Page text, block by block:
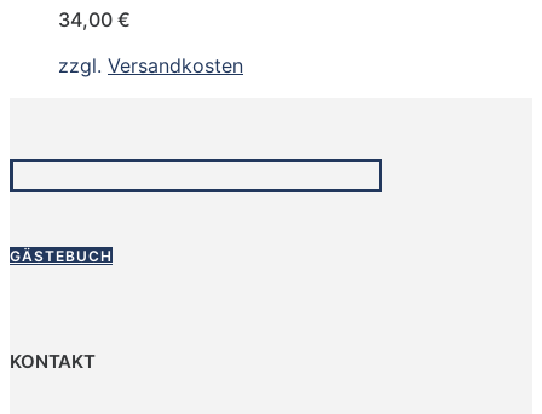
34,00 €
zzgl. Versandkosten
GÄSTEBUCH
KONTAKT